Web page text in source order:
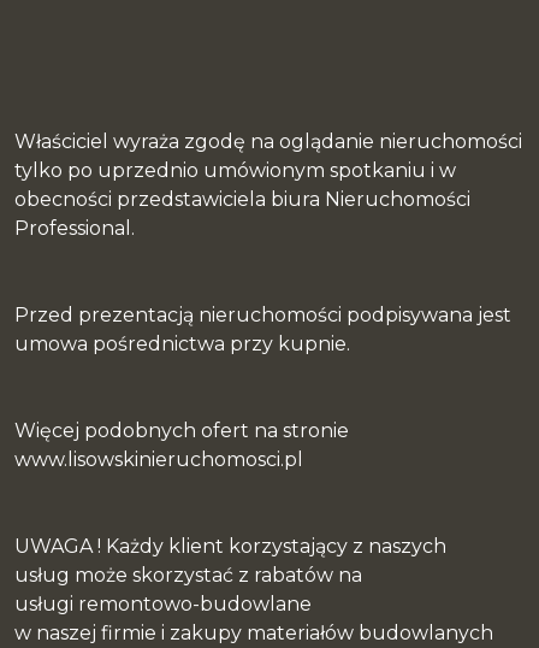
Właściciel wyraża zgodę na oglądanie nieruchomości
tylko po uprzednio umówionym spotkaniu i w
obecności przedstawiciela biura Nieruchomości
Professional.
Przed prezentacją nieruchomości podpisywana jest
umowa pośrednictwa przy kupnie.
Więcej podobnych ofert na stronie
www.lisowskinieruchomosci.pl
UWAGA ! Każdy klient korzystający z naszych
usług może skorzystać z rabatów na
usługi remontowo-budowlane
w naszej firmie i zakupy materiałów budowlanych